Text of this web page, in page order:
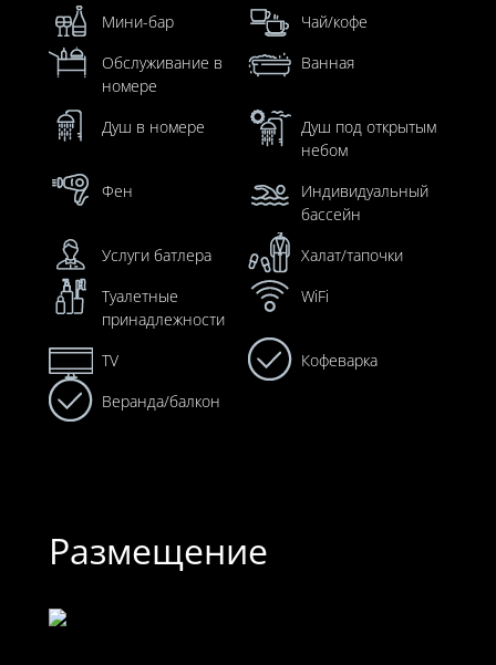
Мини-бар
Чай/кофе
Обслуживание в
номере
Ванная
Душ в номере
Душ под открытым
небом
Фен
Индивидуальный
бассейн
Услуги батлера
Халат/тапочки
Туалетные
принадлежности
WiFi
TV
Кофеварка
Веранда/балкон
Размещение